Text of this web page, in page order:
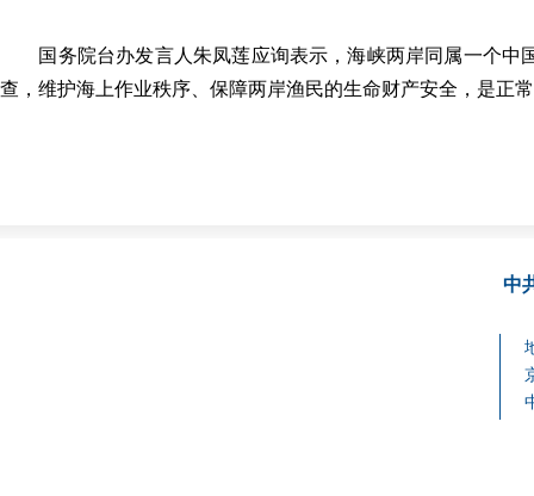
国务院台办发言人朱凤莲应询表示，海峡两岸同属一个中
查，维护海上作业秩序、保障两岸渔民的生命财产安全，是正
中